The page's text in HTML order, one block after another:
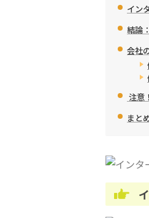
イン
結論
会社
注意
まと